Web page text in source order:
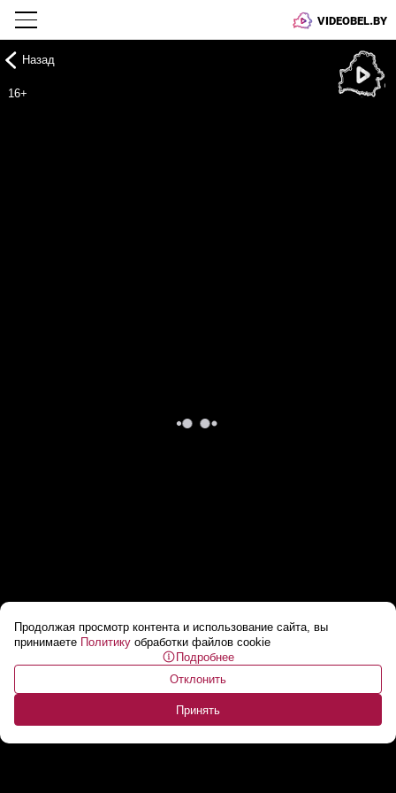
VIDEOBEL.BY
Продолжая просмотр контента и использование сайта, вы
принимаете Политику обработки файлов cookie
Подробнее
Отклонить
Принять
Назад
16+
74-летний белорус построил хот-род мечты!
// Авто из углепластика с двигателем от